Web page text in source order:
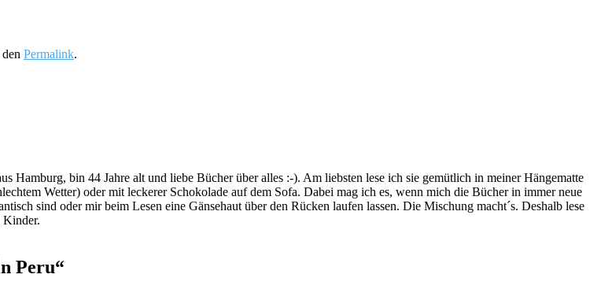
Permalink.
bin 44 Jahre alt und liebe Bücher über alles :-). Am liebsten lese ich sie gemütlich in meiner Hängematte
Wetter) oder mit leckerer Schokolade auf dem Sofa. Dabei mag ich es, wenn mich die Bücher in immer neue
sind oder mir beim Lesen eine Gänsehaut über den Rücken laufen lassen. Die Mischung macht´s. Deshalb lese
Kinder.
Peru“